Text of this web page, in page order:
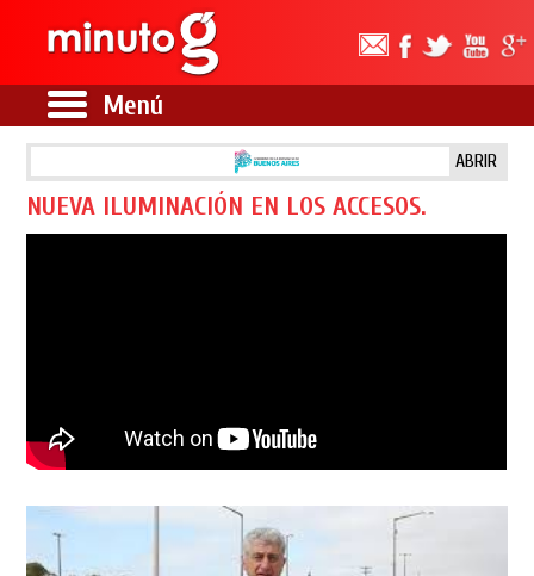
Menú
ABRIR
NUEVA ILUMINACIÓN EN LOS ACCESOS.